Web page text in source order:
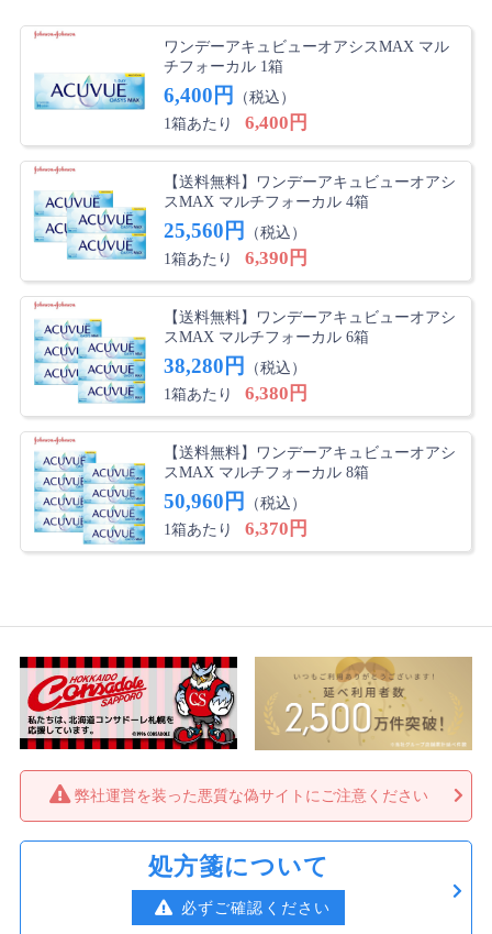
ワンデーアキュビューオアシスMAX マル
チフォーカル 1箱
6,400円
（税込）
1箱あたり
6,400円
【送料無料】ワンデーアキュビューオアシ
スMAX マルチフォーカル 4箱
25,560円
（税込）
1箱あたり
6,390円
【送料無料】ワンデーアキュビューオアシ
スMAX マルチフォーカル 6箱
38,280円
（税込）
1箱あたり
6,380円
【送料無料】ワンデーアキュビューオアシ
スMAX マルチフォーカル 8箱
50,960円
（税込）
1箱あたり
6,370円
弊社運営を装った悪質な偽サイトにご注意ください
処方箋について
必ずご確認ください